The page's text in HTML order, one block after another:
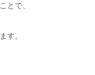
とで、
す。